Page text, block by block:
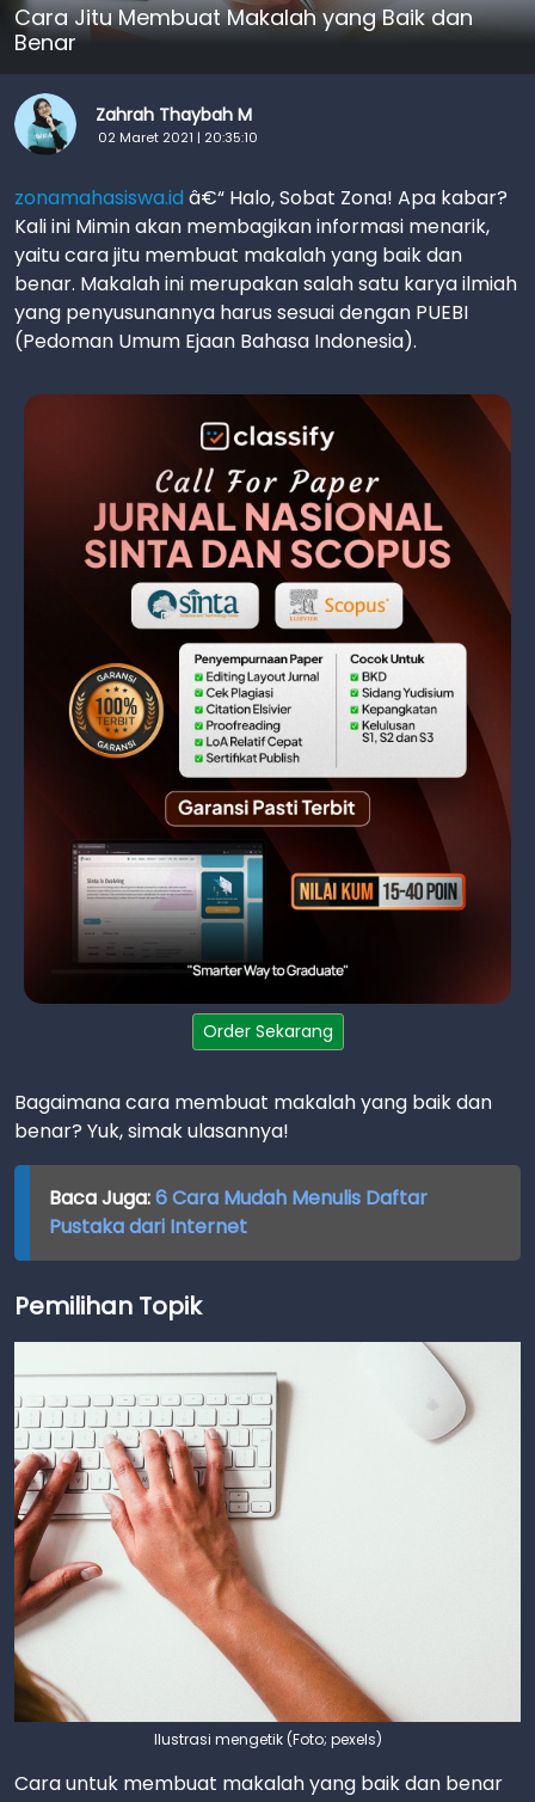
Cara Jitu Membuat Makalah yang Baik dan
Benar
Zahrah Thaybah M
02 Maret 2021 | 20:35:10
zonamahasiswa.id â€“ Halo, Sobat Zona! Apa kabar?
Kali ini Mimin akan membagikan informasi menarik,
yaitu cara jitu membuat makalah yang baik dan
benar. Makalah ini merupakan salah satu karya ilmiah
yang penyusunannya harus sesuai dengan PUEBI
(Pedoman Umum Ejaan Bahasa Indonesia).
Order Sekarang
Bagaimana cara membuat makalah yang baik dan
benar? Yuk, simak ulasannya!
Baca Juga:6 Cara Mudah Menulis Daftar
Pustaka dari Internet
Pemilihan Topik
Ilustrasi mengetik (Foto; pexels)
Cara untuk membuat makalah yang baik dan benar